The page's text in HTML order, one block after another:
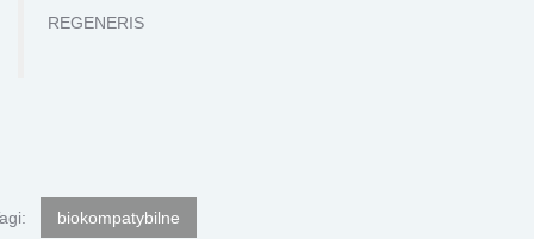
REGENERIS
biokompatybilne